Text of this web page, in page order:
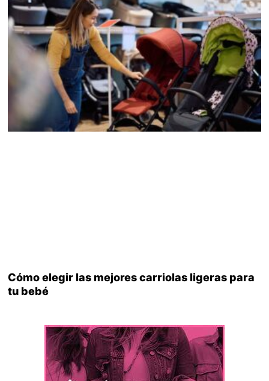
Cómo elegir las mejores carriolas ligeras para
tu bebé